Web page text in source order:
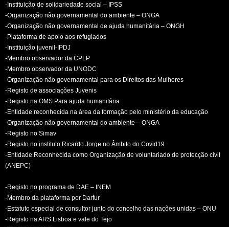
-Instituição de solidariedade social – IPSS
-Organização não governamental do ambiente – ONGA
-Organização não governamental de ajuda humanitária – ONGH
-Plataforma de apoio aos refugiados
-Instituição juvenil-IPDJ
-Membro observador da CPLP
-Membro observador da UNODC
-Organização não governamental para os Direitos das Mulheres
-Registo de associações Juvenis
-Registo na OMS Para ajuda humanitária
-Entidade reconhecida na área da formação pelo ministério da educação
-Organização não governamental do ambiente – ONGA
-Registo no Simav
-Registo no instituto Ricardo Jorge no Âmbito do Covid19
-Entidade Reconhecida como Organização de voluntariado de protecção civil
(ANEPC)
-Registo no programa de DAE – INEM
-Membro da plataforma por Darfur
-Estatuto especial de consultor junto do concelho das nações unidas – ONU
-Registo na ARS Lisboa e vale do Tejo